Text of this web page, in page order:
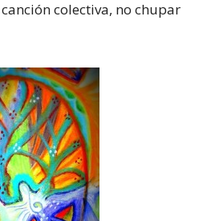
colectiva, no chupar